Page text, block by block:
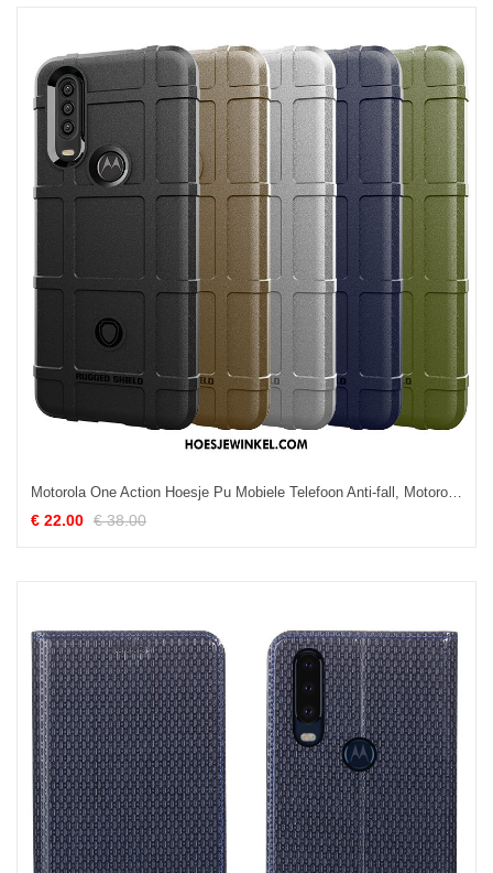
Motorola One Action Hoesje Pu Mobiele Telefoon Anti-fall, Motorola One Action Hoesje Siliconen Bescherming
€ 22.00 € 38.00